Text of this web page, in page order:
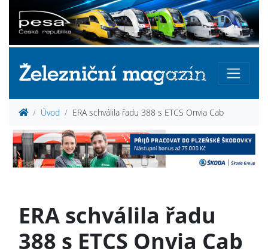
Úvod ERA schválila řadu 388 s ETCS Onvia Cab
ERA schválila řadu
388 s ETCS Onvia Cab